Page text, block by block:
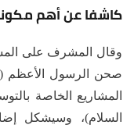
كاشفا عن أهم
وقال المشرف على
صحن الرسول الأعظم
المشاريع الخاصة
السلام)، وسيشكل